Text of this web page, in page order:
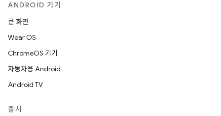
ANDROID 기기
큰 화면
Wear OS
ChromeOS 기기
자동차용 Android
Android TV
출시